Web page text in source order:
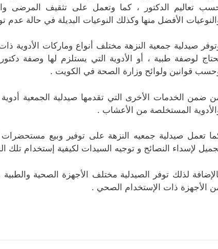
تعاليم الدكتور ، كما وتعمل على تثقيف المرضى
الأفضل منها وكذلك النوعيات البديلة في حالة عدم
صيدلية جمعية النزهة مختلف أنواع وماركات الأدوية
لوصفة طبية ، أو الأدوية التي يستلزم لها وصفة
قوانين ولوائح وزارة الصحة في الكويت .
ضمن الخدمات الأخرى التي تقدمها صيدلية الجمعية أدوية
المستخلصة من الأعشاب .
تعمل صيدلية جمعيه النزهة على توفير وبيع مستحضرات
لإسداء النصائح و توجيه السيدات لكيفية إستخدام
لذلك توفر الصيدلية مختلف الأجهزة الصحية
الأجهزة ذات الإستخدام الصحي .